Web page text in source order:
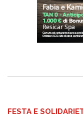
FESTA E